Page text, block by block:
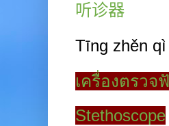
听诊器
Tīng zhěn qì
เครื่องตรวจ
Stethoscope